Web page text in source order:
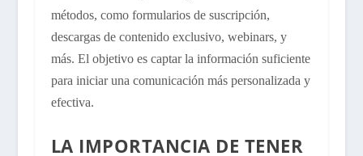
métodos, como formularios de suscripción,
descargas de contenido exclusivo, webinars, y
más. El objetivo es captar la información suficiente
para iniciar una comunicación más personalizada y
efectiva.
LA IMPORTANCIA DE TENER